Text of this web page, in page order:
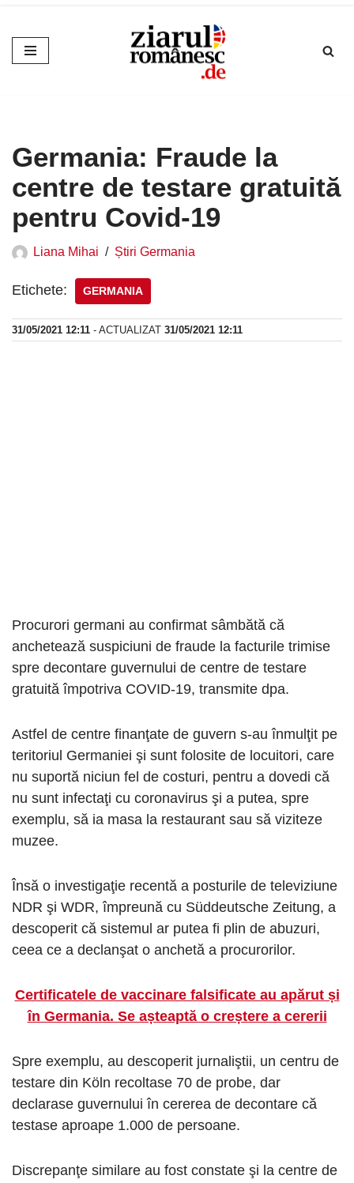
Sari
la
Germania: Fraude la
centre de testare gratuită
pentru Covid-19
Liana Mihai Știri Germania
Etichete: GERMANIA
31/05/2021 12:11 - ACTUALIZAT 31/05/2021 12:11
Procurori germani au confirmat sâmbătă că
anchetează suspiciuni de fraude la facturile trimise
spre decontare guvernului de centre de testare
gratuită împotriva COVID-19, transmite dpa.
Astfel de centre finanţate de guvern s-au înmulţit pe
teritoriul Germaniei şi sunt folosite de locuitori, care
nu suportă niciun fel de costuri, pentru a dovedi că
nu sunt infectaţi cu coronavirus şi a putea, spre
exemplu, să ia masa la restaurant sau să viziteze
muzee.
Însă o investigaţie recentă a posturile de televiziune
NDR şi WDR, împreună cu Süddeutsche Zeitung, a
descoperit că sistemul ar putea fi plin de abuzuri,
ceea ce a declanşat o anchetă a procurorilor.
Certificatele de vaccinare falsificate au apărut și
în Germania. Se așteaptă o creștere a cererii
Spre exemplu, au descoperit jurnaliştii, un centru de
testare din Köln recoltase 70 de probe, dar
declarase guvernului în cererea de decontare că
testase aproape 1.000 de persoane.
Discrepanţe similare au fost constate şi la centre de